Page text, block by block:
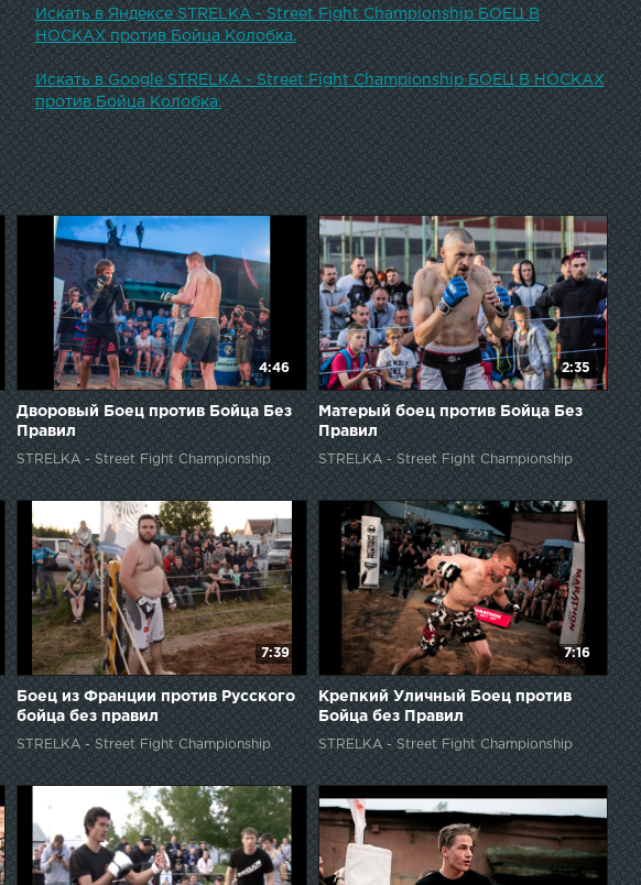
Парни так кувыркались, что мы не нашли более лучшего
названия.Главный портал чемпионата СТРЕЛКА Вконтакте:
Спортфайтер
Искать в Яндексе STRELKA - Street Fight Championship БОЕЦ В
НОСКАХ против Бойца Колобка.
Искать в Google STRELKA - Street Fight Championship БОЕЦ В НОСКАХ
против Бойца Колобка.
4:46
Дворовый Боец против Бойца Без
Правил
STRELKA - Street Fight Championship
2:35
Матерый боец против Бойца Без
Правил
STRELKA - Street Fight Championship
7:39
Боец из Франции против Русского
бойца без правил
STRELKA - Street Fight Championship
7:16
Крепкий Уличный Боец против
Бойца без Правил
STRELKA - Street Fight Championship